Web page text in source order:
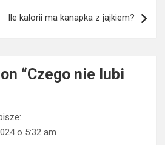
Ile kalorii ma kanapka z jajkiem?
“Czego nie lubi
o 5:32 am